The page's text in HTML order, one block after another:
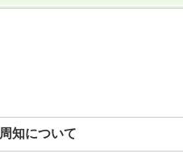
知について